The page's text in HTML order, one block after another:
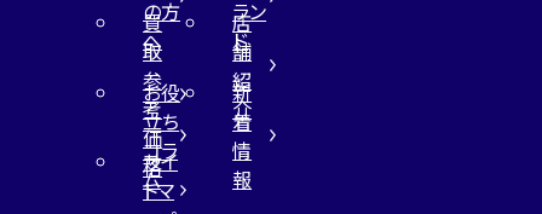
の方
へ
ラン
ド
買
取
参
考
価
格
店
舗
紹
介
お役
立ち
コラ
ム
新
着
情
報
サイ
トマ